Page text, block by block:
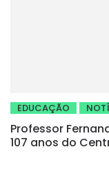
EDUCAÇÃO
Professor
107 anos do